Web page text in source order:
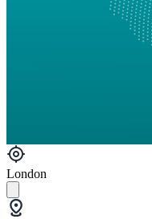
London